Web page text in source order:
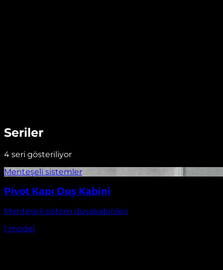
Seriler
4 seri gösteriliyor
Pivot Kapı Duş Kabini
Menteşeli sistem duşakabinleri
1 model